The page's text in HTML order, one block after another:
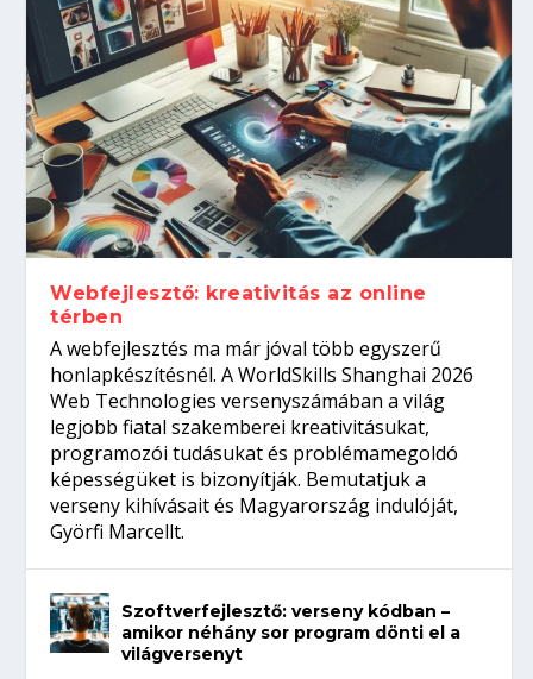
Hogyan készíts ATS-barát önéletrajzot?
Így növelheted az esélyedet az
állásinterjúra...
Kitalálod, mire használják ezeket a
gépeket?
Nem sikerült az egyetemi felvételi?
Tanulj szakmát!
Szoftverfejlesztő: verseny kódban –
amikor néhány sor program dönti el a
világversenyt...
Webfejlesztő: kreativitás az online
térben
A webfejlesztés ma már jóval több egyszerű
honlapkészítésnél. A WorldSkills Shanghai 2026
Web Technologies versenyszámában a világ
legjobb fiatal szakemberei kreativitásukat,
programozói tudásukat és problémamegoldó
képességüket is bizonyítják. Bemutatjuk a
verseny kihívásait és Magyarország indulóját,
Györfi Marcellt.
Szoftverfejlesztő: verseny kódban –
amikor néhány sor program dönti el a
világversenyt